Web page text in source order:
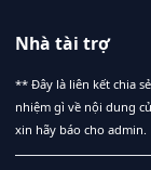
Nhà tài trợ
** Đây là liên kết chia
nhiệm gì về nội dung
xin hãy báo cho admin.